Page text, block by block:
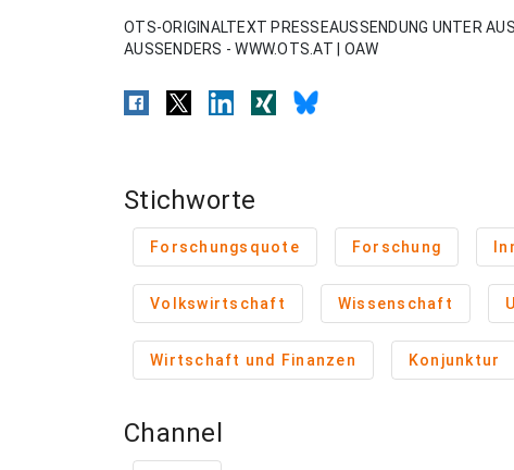
OTS-ORIGINALTEXT PRESSEAUSSENDUNG UNTER
AUSSENDERS - WWW.OTS.AT | OAW
Stichworte
Forschungsquote Forschung
Volkswirtschaft Wissenschaft
Wirtschaft und Finanzen Konjunktur
Channel